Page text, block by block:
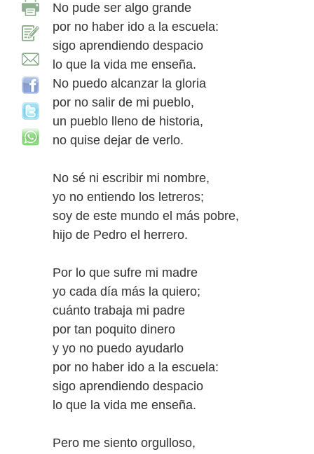
No pude ser algo grande
por no haber ido a la escuela:
sigo aprendiendo despacio
lo que la vida me enseña.
No puedo alcanzar la gloria
por no salir de mi pueblo,
un pueblo lleno de historia,
no quise dejar de verlo.
No sé ni escribir mi nombre,
yo no entiendo los letreros;
soy de este mundo el más pobre,
hijo de Pedro el herrero.
Por lo que sufre mi madre
yo cada día más la quiero;
cuánto trabaja mi padre
por tan poquito dinero
y yo no puedo ayudarlo
por no haber ido a la escuela:
sigo aprendiendo despacio
lo que la vida me enseña.
Pero me siento orgulloso,